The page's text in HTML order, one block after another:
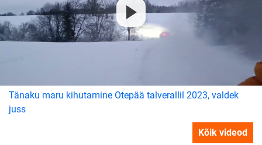
Tänaku maru kihutamine Otepää talverallil 2023, valdek
juss
Kõik videod